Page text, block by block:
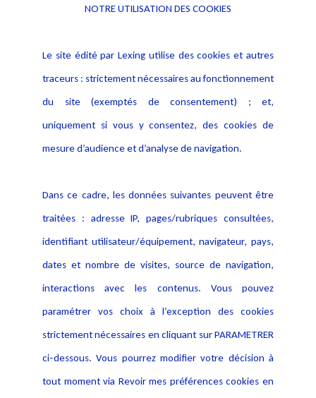
Alerte professionnelle
Déclaration d'accessibilité
Notice Légale
Politique de protection des
données
Publications
NOTRE UTILISATION DES COOKIES
Le site édité par Lexing utilise des cookies et autres
traceurs : strictement nécessaires au fonctionnement
du site (exemptés de consentement) ; et,
uniquement si vous y consentez, des cookies de
mesure d’audience et d’analyse de navigation.
Dans ce cadre, les données suivantes peuvent être
traitées : adresse IP, pages/rubriques consultées,
identifiant utilisateur/équipement, navigateur, pays,
dates et nombre de visites, source de navigation,
interactions avec les contenus. Vous pouvez
paramétrer vos choix à l’exception des cookies
strictement nécessaires en cliquant sur PARAMETRER
ci-dessous. Vous pourrez modifier votre décision à
tout moment via Revoir mes préférences cookies en